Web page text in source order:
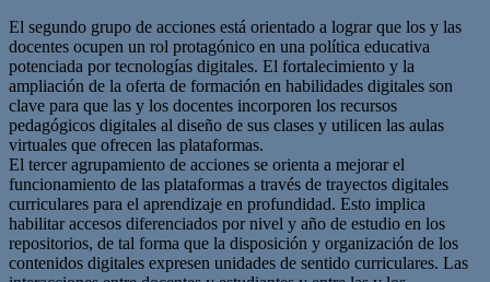
El segundo grupo de acciones está orientado a lograr que los y las
docentes ocupen un rol protagónico en una política educativa
potenciada por tecnologías digitales. El fortalecimiento y la
ampliación de la oferta de formación en habilidades digitales son
clave para que las y los docentes incorporen los recursos
pedagógicos digitales al diseño de sus clases y utilicen las aulas
virtuales que ofrecen las plataformas.
El tercer agrupamiento de acciones se orienta a mejorar el
funcionamiento de las plataformas a través de trayectos digitales
curriculares para el aprendizaje en profundidad. Esto implica
habilitar accesos diferenciados por nivel y año de estudio en los
repositorios, de tal forma que la disposición y organización de los
contenidos digitales expresen unidades de sentido curriculares. Las